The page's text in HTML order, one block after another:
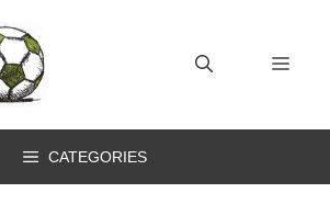
CATEGORIES